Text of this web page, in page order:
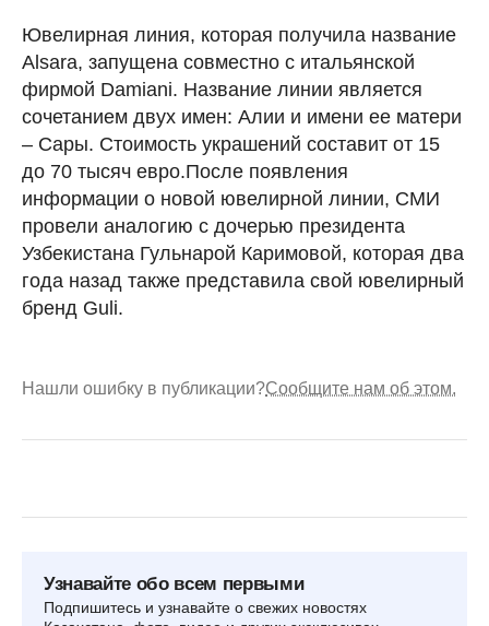
Ювелирная линия, которая получила название
Alsara, запущена совместно с итальянской
фирмой Damiani. Название линии является
сочетанием двух имен: Алии и имени ее матери
– Сары. Стоимость украшений составит от 15
до 70 тысяч евро.После появления
информации о новой ювелирной линии, СМИ
провели аналогию с дочерью президента
Узбекистана Гульнарой Каримовой, которая два
года назад также представила свой ювелирный
бренд Guli.
Нашли ошибку в публикации?Сообщите нам об этом.
Узнавайте обо всем первыми
Подпишитесь и узнавайте о свежих новостях